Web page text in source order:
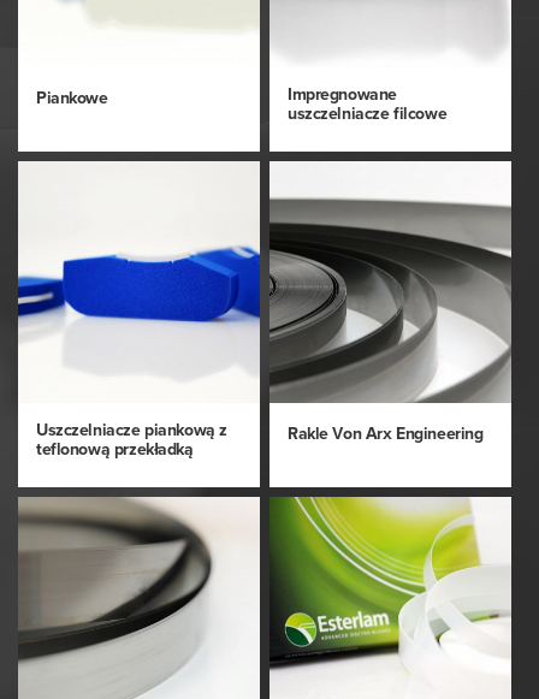
Piankowe
Impregnowane
uszczelniacze filcowe
Uszczelniacze piankową z
teflonową przekładką
Rakle Von Arx Engineering